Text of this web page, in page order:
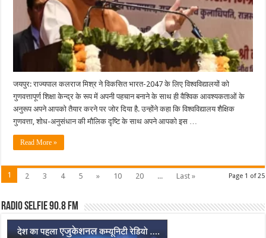
स्थापना
दिवस
समारोह
का
किया
शुभारंभ
जयपुर: राज्यपाल कलराज मिश्र ने विकसित भारत-2047 के लिए विश्वविद्यालयों को
गुणवत्तापूर्ण शिक्षा केन्द्र के रूप में अपनी पहचान बनाने के साथ ही वैश्विक आवश्यकताओं के
अनुरूप अपने आपको तैयार करने पर जोर दिया है. उन्होंने कहा कि विश्वविद्यालय शैक्षिक
गुणवत्ता, शोध-अनुसंधान की मौलिक दृष्टि के साथ अपने आपको इस …
Read More »
Page 1 of 25
1 2 3 4 5 » 10 20 ... Last »
Radio Selfie 90.8 FM